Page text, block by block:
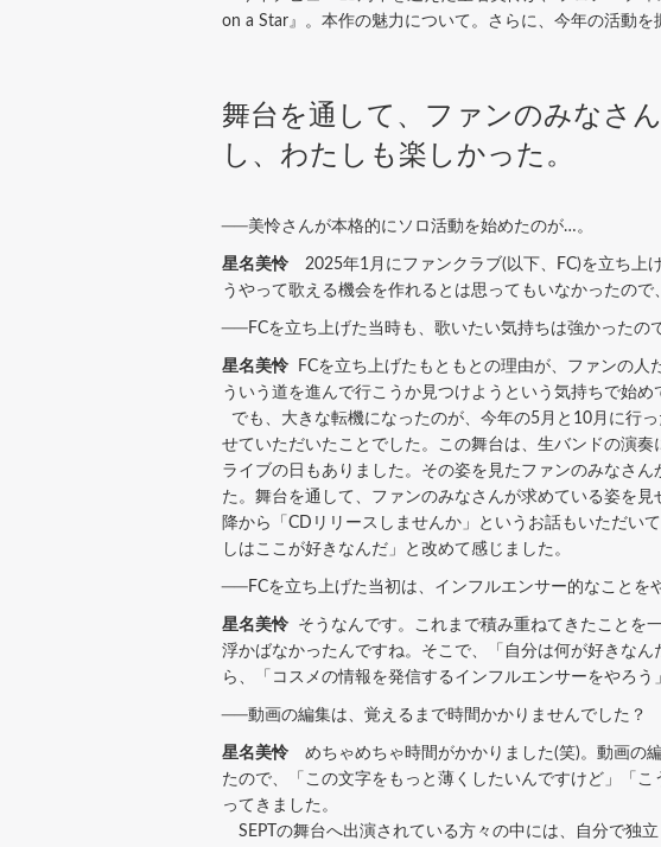
on a Star』。本作の魅力について。さらに、今年の活動
舞台を通して、ファンのみなさ
し、わたしも楽しかった。
──美怜さんが本格的にソロ活動を始めたのが…。
星名美怜 2025年1月にファンクラブ(以下、FC)を立ち上
うやって歌える機会を作れるとは思ってもいなかったの
──FCを立ち上げた当時も、歌いたい気持ちは強かったの
星名美怜 FCを立ち上げたもともとの理由が、ファンの
ういう道を進んで行こうか見つけようという気持ちで始
でも、大きな転機になったのが、今年の5月と10月に行
せていただいたことでした。この舞台は、生バンドの演
ライブの日もありました。その姿を見たファンのみなさ
た。舞台を通して、ファンのみなさんが求めている姿を
降から「CDリリースしませんか」というお話もいただい
しはここが好きなんだ」と改めて感じました。
──FCを立ち上げた当初は、インフルエンサー的なことを
星名美怜 そうなんです。これまで積み重ねてきたことを
浮かばなかったんですね。そこで、「自分は何が好きな
ら、「コスメの情報を発信するインフルエンサーをやろ
──動画の編集は、覚えるまで時間かかりませんでした？
星名美怜 めちゃめちゃ時間がかかりました(笑)。動画の
たので、「この文字をもっと薄くしたいんですけど」「
ってきました。
SEPTの舞台へ出演されている方々の中には、自分で独